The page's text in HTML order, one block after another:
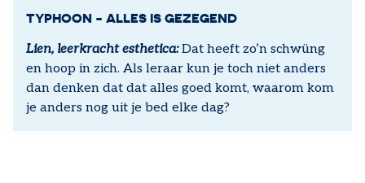
TYPHOON - ALLES IS GEZEGEND
Lien, leerkracht esthetica:Dat heeft zo’n schwüng
en hoop in zich. Als leraar kun je toch niet anders
dan denken dat dat alles goed komt, waarom kom
je anders nog uit je bed elke dag?